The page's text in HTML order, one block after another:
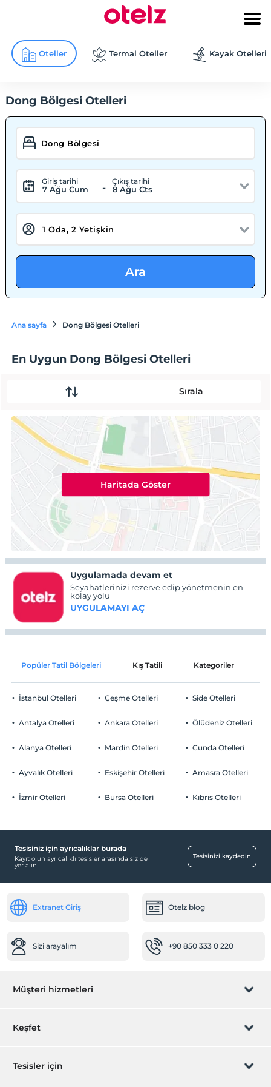
Oteller Termal Oteller Kayak Otelleri
Dong Bölgesi Otelleri
Giriş tarihi
7 Ağu Cum -
Çıkış tarihi
8 Ağu Cts
Ara
Ana sayfa Dong Bölgesi Otelleri
En Uygun Dong Bölgesi Otelleri
Sırala
Haritada Göster
Uygulamada devam et
Seyahatlerinizi rezerve edip yönetmenin en
kolay yolu
UYGULAMAYI AÇ
Popüler Tatil Bölgeleri Kış Tatili Kategoriler
İstanbul Otelleri
Antalya Otelleri
Alanya Otelleri
Ayvalık Otelleri
İzmir Otelleri
Çeşme Otelleri
Ankara Otelleri
Mardin Otelleri
Eskişehir Otelleri
Bursa Otelleri
Side Otelleri
Ölüdeniz Otelleri
Cunda Otelleri
Amasra Otelleri
Kıbrıs Otelleri
Tesisiniz için ayrıcalıklar burada
Kayıt olun ayrıcalıklı tesisler arasında siz de
yer alın
Tesisinizi kaydedin
Extranet Giriş Otelz blog
Sizi arayalım +90 850 333 0 220
Müşteri hizmetleri
Rezervasyon yönet
Keşfet
Hediye Kart
Tesisler için